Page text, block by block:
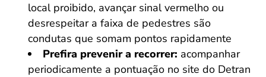
local proibido, avançar sinal vermelho ou
desrespeitar a faixa de pedestres são
condutas que somam pontos rapidamente
Prefira prevenir a recorrer: acompanhar
periodicamente a pontuação no site do Detran